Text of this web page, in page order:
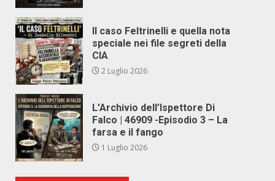
Il caso Feltrinelli e quella nota
speciale nei file segreti della
CIA
2 Luglio 2026
L’Archivio dell’Ispettore Di
Falco | 46909 -Episodio 3 – La
farsa e il fango
1 Luglio 2026